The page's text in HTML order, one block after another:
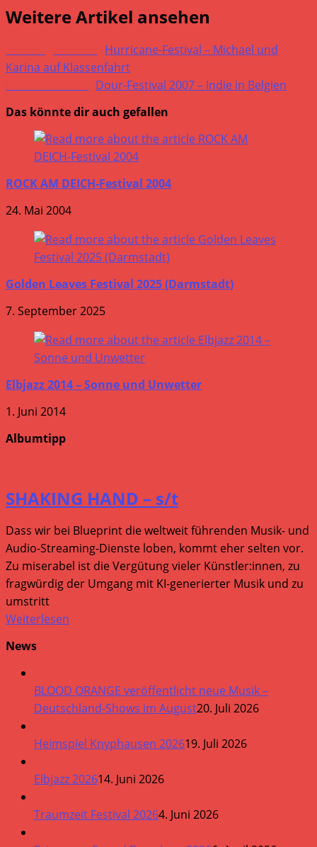
Weitere Artikel ansehen
Hurricane-Festival – Michael und
Karina auf Klassenfahrt
Dour-Festival 2007 – Indie in Belgien
Das könnte dir auch gefallen
ROCK AM DEICH-Festival 2004
24. Mai 2004
Golden Leaves Festival 2025 (Darmstadt)
7. September 2025
Elbjazz 2014 – Sonne und Unwetter
1. Juni 2014
Albumtipp
SHAKING HAND – s/t
Dass wir bei Blueprint die weltweit führenden Musik- und
Audio-Streaming-Dienste loben, kommt eher selten vor.
Zu miserabel ist die Vergütung vieler Künstler:innen, zu
fragwürdig der Umgang mit KI-generierter Musik und zu
umstritt
Weiterlesen
News
BLOOD ORANGE veröffentlicht neue Musik –
Deutschland-Shows im August20. Juli 2026
Heimspiel Knyphausen 202619. Juli 2026
Elbjazz 202614. Juni 2026
Traumzeit Festival 20264. Juni 2026